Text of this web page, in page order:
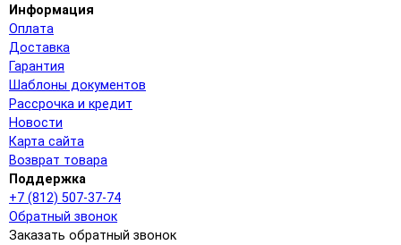
Информация
Оплата
Доставка
Гарантия
Шаблоны документов
Рассрочка и кредит
Новости
Карта сайта
Возврат товара
Поддержка
+7 (812) 507-37-74
Обратный звонок
Заказать обратный звонок